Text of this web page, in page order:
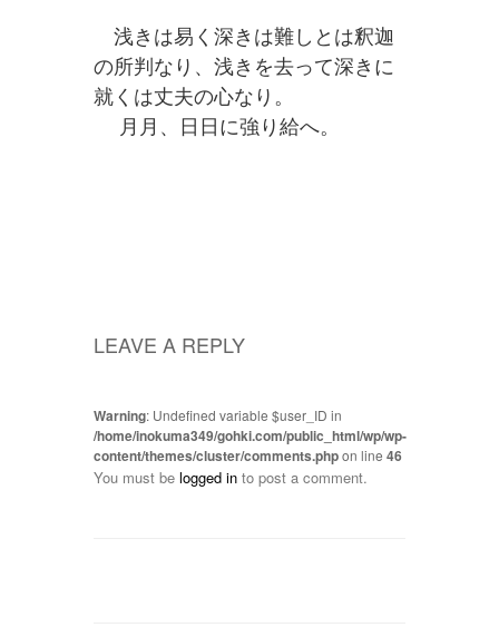
浅きは易く深きは難しとは釈迦
の所判なり、浅きを去って深きに
就くは丈夫の心なり。
月月、日日に強り給へ。
LEAVE A REPLY
Warning: Undefined variable $user_ID in
/home/inokuma349/gohki.com/public_html/wp/wp-
content/themes/cluster/comments.phpon line 46
You must be logged in to post a comment.